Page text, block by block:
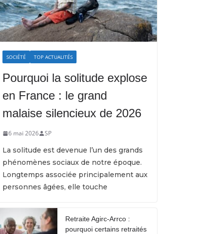
SOCIÉTÉ TOP ACTUALITÉS
Pourquoi la solitude explose
en France : le grand
malaise silencieux de 2026
6 mai 2026 SP
La solitude est devenue l’un des grands
phénomènes sociaux de notre époque.
Longtemps associée principalement aux
personnes âgées, elle touche
Retraite Agirc-Arrco :
pourquoi certains retraités